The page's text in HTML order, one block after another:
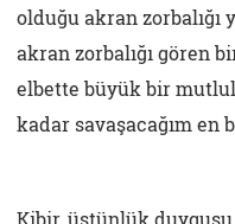
olduğu akran
akran zorbalığı gören
elbette büyük bir
kadar savaşacağım en
Kibir, üstünlük